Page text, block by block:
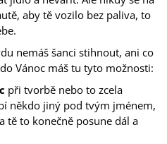
aby tě vozilo bez paliva, to
nemáš šanci stihnout, ani co
Vánoc máš tu tyto možnosti:
při tvorbě nebo to zcela
někdo jiný pod tvým jménem,
tě to konečně posune dál a